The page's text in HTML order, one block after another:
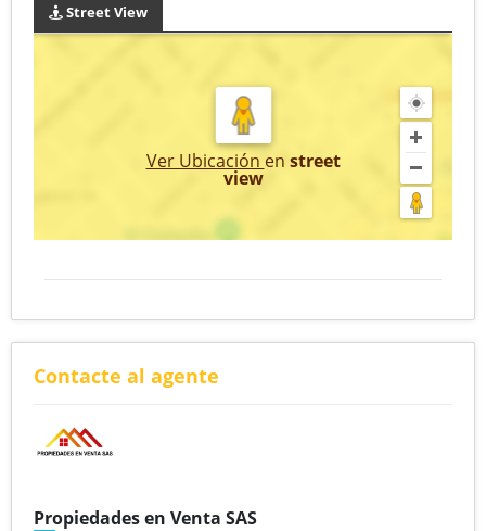
Street View
Ver Ubicación en street
view
Contacte al agente
Propiedades en Venta SAS